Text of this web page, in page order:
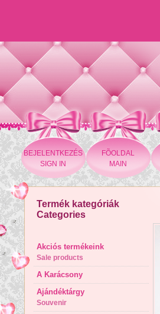
BEJELENTKEZÉS
SIGN IN
FÕOLDAL
MAIN
Termék kategóriák
Categories
Akciós termékeink
Sale products
A Karácsony
Ajándéktárgy
Souvenir